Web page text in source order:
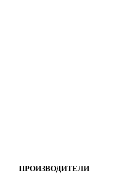
ПРОИЗВОДИТЕЛИ